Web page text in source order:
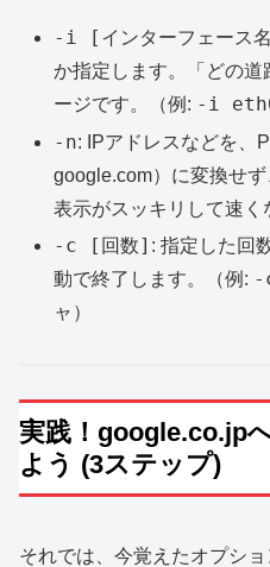
-i [インターフェース
か指定します。「どの道
ージです。（例: -i
-n: IPアドレスなどを、
google.com）に変換せず
表示がスッキリして速く
-c [回数] : 指定した回
動で終了します。（例: -
ャ）
実践！google.co.jp
よう (3ステップ)
それでは、今覚えたオプシ